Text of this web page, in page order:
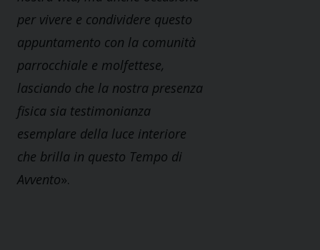
per vivere e condividere questo
appuntamento con la comunità
parrocchiale e molfettese,
lasciando che la nostra presenza
fisica sia testimonianza
esemplare della luce interiore
che brilla in questo Tempo di
Avvento».